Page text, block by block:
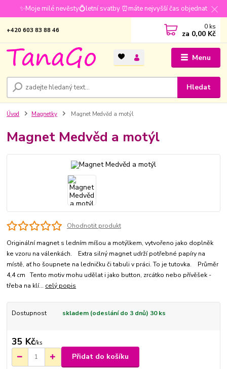
✨Moje milé nevěsty💍letní svatby ⏰máte nejvyšší čas objednat
Menu
Hledat
+420 603 83 88 46 0 ks
za 0,00 Kč
Úvod Magnetky Magnet Medvěd a motýl
Magnet Medvěd a motýl
Ohodnotit produkt
Originální magnet s ledním míšou a motýlkem, vytvořeno jako doplněk
ke vzoru na válenkách. Extra silný magnet udrží potřebné papíry na
místě, ať ho šoupnete na ledničku či tabuli v práci. To je tutovka. Průměr
4,4 cm Tento motiv mohu udělat i jako button, zrcátko nebo přívěšek -
třeba na klí... celý popis
Dostupnost skladem (odeslání do 3 dnů) 30 ks
35 Kč/ks
Přidat do košíku